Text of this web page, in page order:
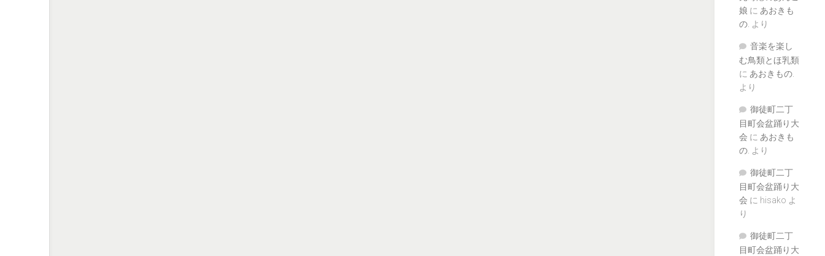
娘 に あおきも
の. より
音楽を楽し
む鳥類とほ乳類
に あおきもの.
より
御徒町二丁
目町会盆踊り大
会 に あおきも
の. より
御徒町二丁
目町会盆踊り大
会 に hisako よ
り
御徒町二丁
目町会盆踊り大